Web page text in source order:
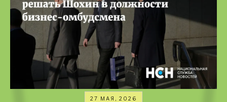
27 МАЯ, 2026